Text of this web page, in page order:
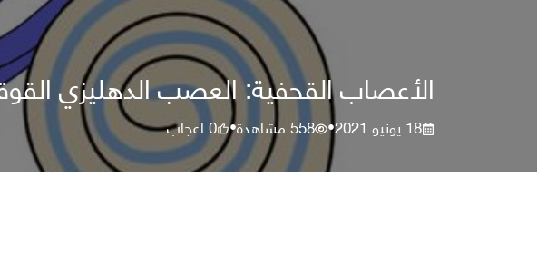
الأعصاب القحفية: العصب الدهليزي
18 يونيو 2021 •
558مشاهدة•
0اعجاب